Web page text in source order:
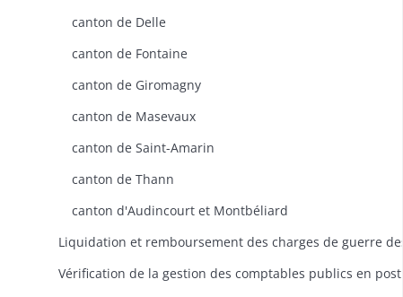
canton de Delle
canton de Fontaine
canton de Giromagny
canton de Masevaux
canton de Saint-Amarin
canton de Thann
canton d'Audincourt et Montbéliard